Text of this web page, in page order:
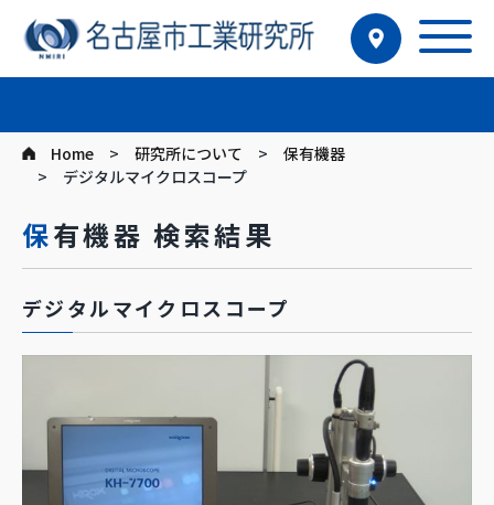
Home 研究所について
保有機器
デジタルマイクロスコープ
保有機器 検索結果
デジタルマイクロスコープ